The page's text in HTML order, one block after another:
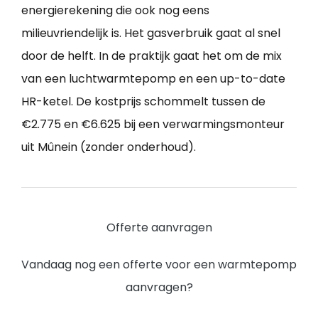
energierekening die ook nog eens
milieuvriendelijk is. Het gasverbruik gaat al snel
door de helft. In de praktijk gaat het om de mix
van een luchtwarmtepomp en een up-to-date
HR-ketel. De kostprijs schommelt tussen de
€2.775 en €6.625 bij een verwarmingsmonteur
uit Mûnein (zonder onderhoud).
Offerte aanvragen
Vandaag nog een offerte voor een warmtepomp
aanvragen?